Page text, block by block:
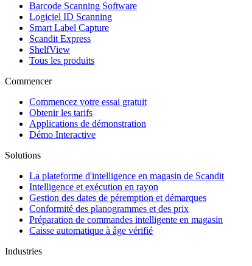
Barcode Scanning Software
Logiciel ID Scanning
Smart Label Capture
Scandit Express
ShelfView
Tous les produits
Commencer
Commencez votre essai gratuit
Obtenir les tarifs
Applications de démonstration
Démo Interactive
Solutions
La plateforme d'intelligence en magasin de Scandit
Intelligence et exécution en rayon
Gestion des dates de péremption et démarques
Conformité des planogrammes et des prix
Préparation de commandes intelligente en magasin
Caisse automatique à âge vérifié
Industries